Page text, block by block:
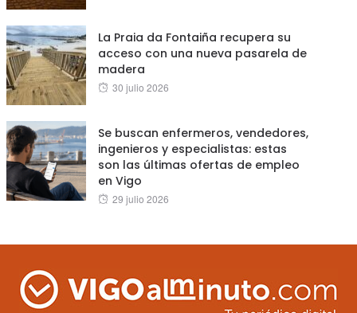
La Praia da Fontaiña recupera su
acceso con una nueva pasarela de
madera
Posted
30 julio 2026
Se buscan enfermeros, vendedores,
ingenieros y especialistas: estas
son las últimas ofertas de empleo
en Vigo
Posted
29 julio 2026